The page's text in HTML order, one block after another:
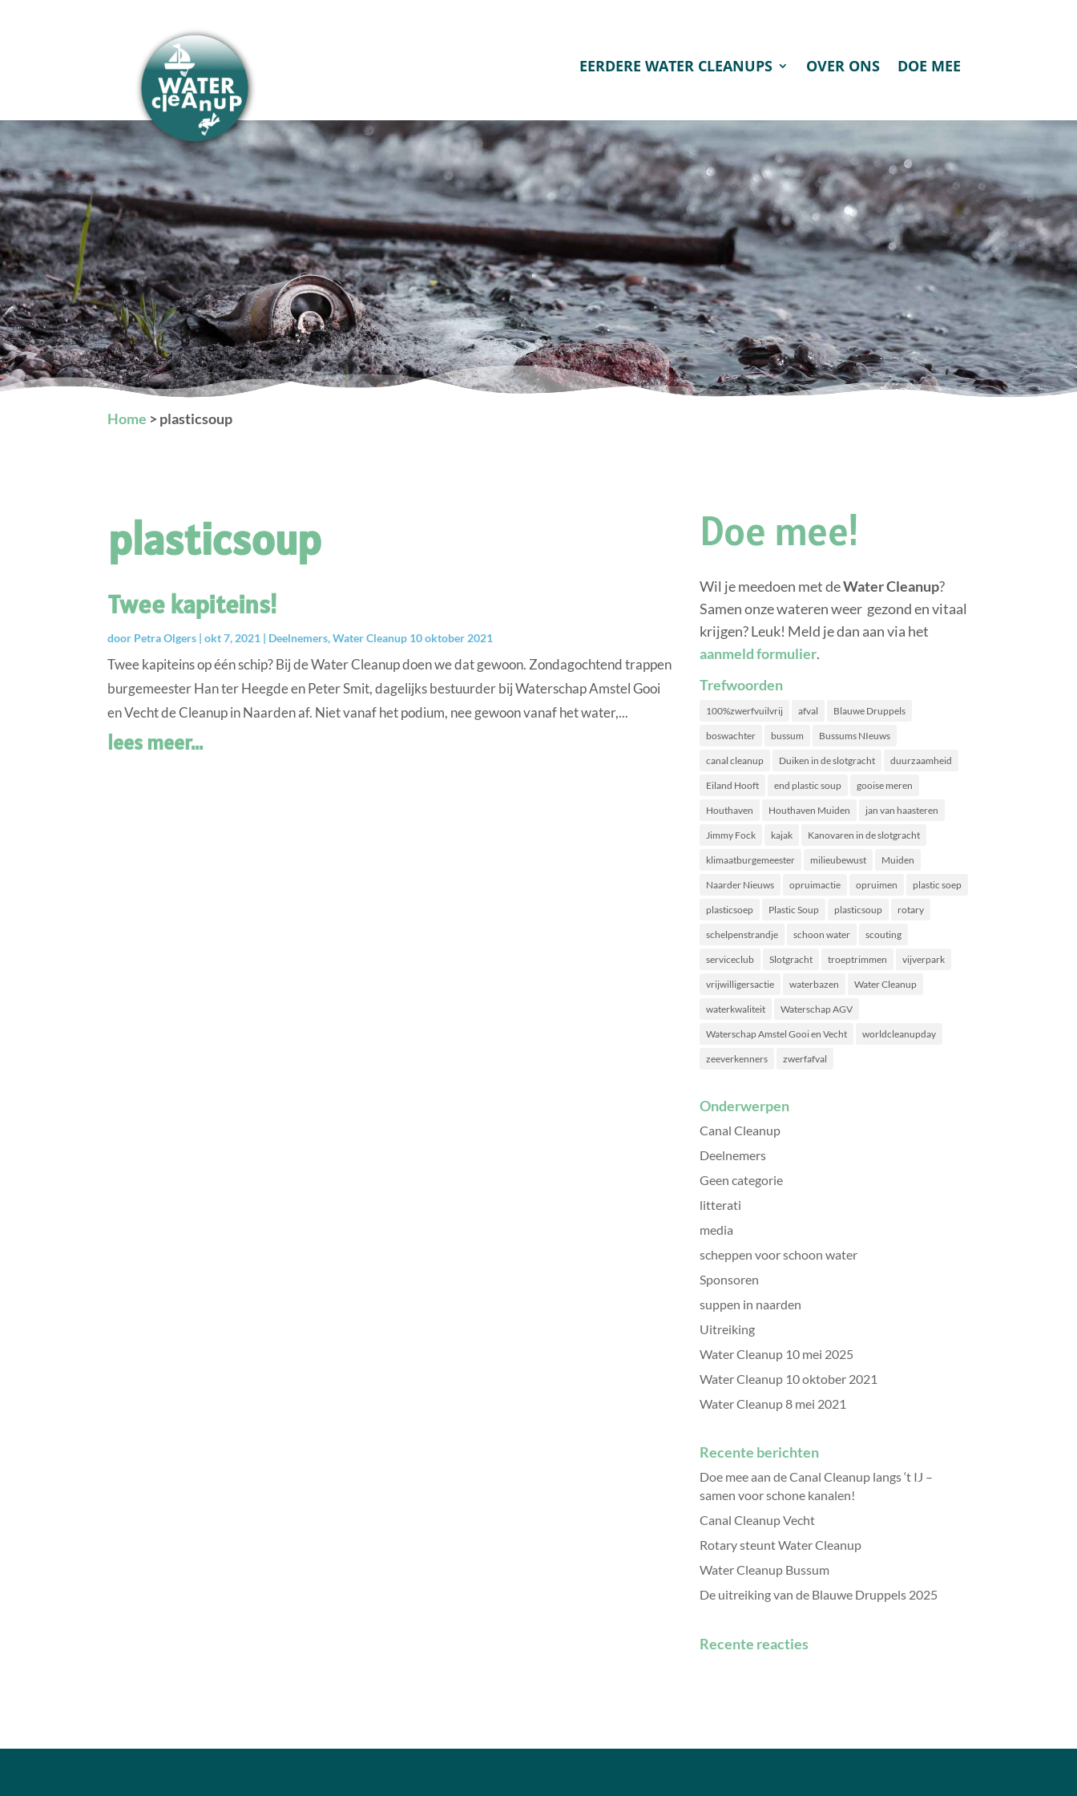
EERDERE WATER CLEANUPS OVER ONS DOE MEE
Home > plasticsoup
plasticsoup
Twee kapiteins!
door Petra Olgers |okt 7, 2021 | Deelnemers,Water Cleanup 10 oktober 2021
Twee kapiteins op één schip? Bij de Water Cleanup doen we dat gewoon. Zondagochtend trappen
burgemeester Han ter Heegde en Peter Smit, dagelijks bestuurder bij Waterschap Amstel Gooi
en Vecht de Cleanup in Naarden af. Niet vanaf het podium, nee gewoon vanaf het water,...
lees meer...
Doe mee!
Wil je meedoen met deWater Cleanup?
Samen onze wateren weer gezond en vitaal
krijgen? Leuk! Meld je dan aan via het
aanmeld formulier.
Trefwoorden
100%zwerfvuilvrij afval Blauwe Druppels
boswachter bussum Bussums NIeuws
canal cleanup Duiken in de slotgracht duurzaamheid
Eiland Hooft end plastic soup gooise meren
Houthaven Houthaven Muiden jan van haasteren
Jimmy Fock kajak Kanovaren in de slotgracht
klimaatburgemeester milieubewust Muiden
Naarder Nieuws opruimactie opruimen plastic soep
plasticsoep Plastic Soup plasticsoup rotary
schelpenstrandje schoon water scouting
serviceclub Slotgracht troeptrimmen vijverpark
vrijwilligersactie waterbazen Water Cleanup
waterkwaliteit Waterschap AGV
Waterschap Amstel Gooi en Vecht worldcleanupday
zeeverkenners zwerfafval
Onderwerpen
Canal Cleanup
Deelnemers
Geen categorie
litterati
media
scheppen voor schoon water
Sponsoren
suppen in naarden
Uitreiking
Water Cleanup 10 mei 2025
Water Cleanup 10 oktober 2021
Water Cleanup 8 mei 2021
Recente berichten
Doe mee aan de Canal Cleanup langs ‘t IJ –
samen voor schone kanalen!
Canal Cleanup Vecht
Rotary steunt Water Cleanup
Water Cleanup Bussum
De uitreiking van de Blauwe Druppels 2025
Recente reacties